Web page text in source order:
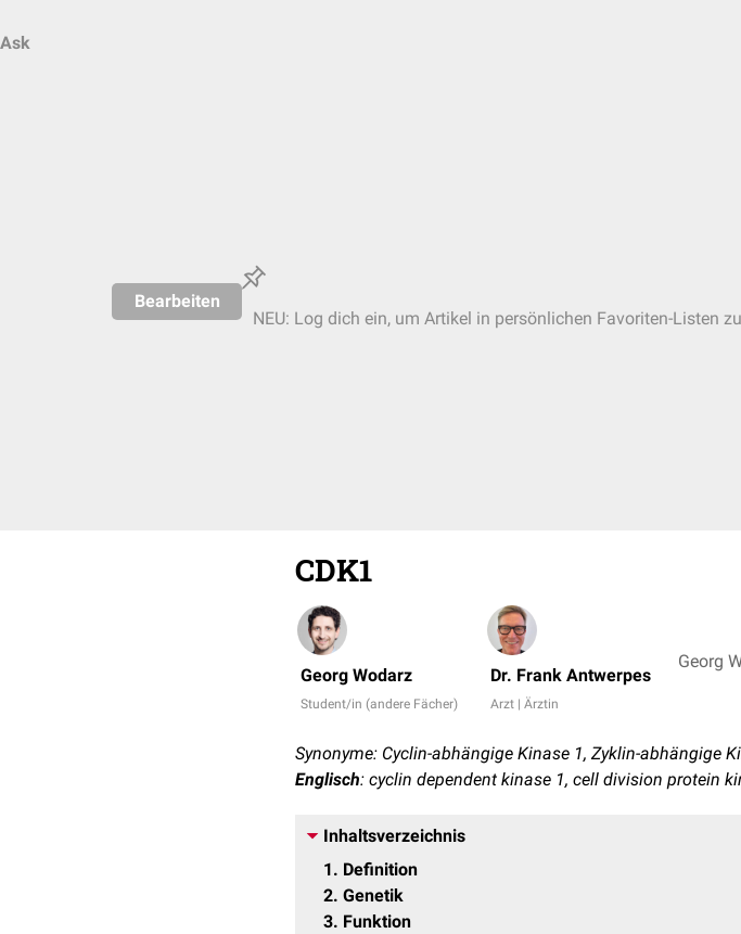
Ask
Bearbeiten
NEU: Log dich ein, um Artikel in persönlichen Favoriten-Listen
CDK1
Georg Wodarz
Student/in (andere Fächer)
Dr. Frank Antwerpes
Arzt | Ärztin
Georg
Synonyme: Cyclin-abhängige Kinase 1, Zyklin-abhängige
Englisch: cyclin dependent kinase 1, cell division protein
Inhaltsverzeichnis
1
Definition
2 Genetik
3 Funktion